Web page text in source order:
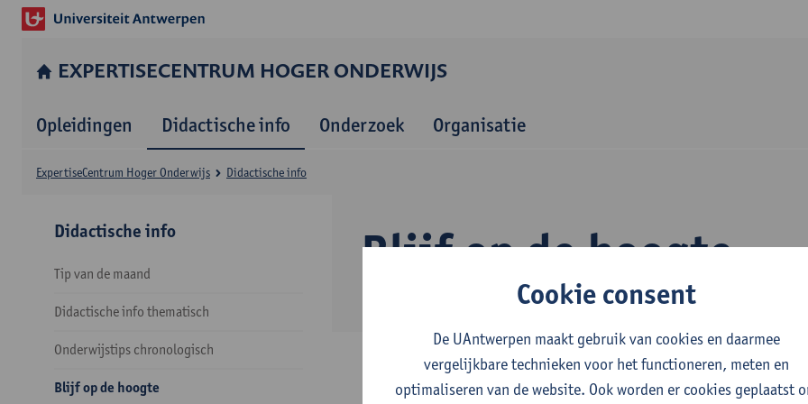
EXPERTISE­CENTRUM HOGER ONDERWIJS
Opleidingen Didactische info Onderzoek Organisatie
Blijf op de hoogte
Expertise­Centrum Hoger Onderwijs Didactische info
Didactische info
Tip van de maand
Didactische info thematisch
Onderwijstips chronologisch
Blijf op de hoogte
Cookie consent
De UAntwerpen maakt gebruik van cookies en daarmee
vergelijkbare technieken voor het functioneren, meten en
optimaliseren van de website. Ook worden er cookies geplaatst